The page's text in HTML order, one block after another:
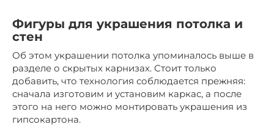
Фигуры для украшения потолка и
стен
Об этом украшении потолка упоминалось выше в
разделе о скрытых карнизах. Стоит только
добавить, что технология соблюдается прежняя:
сначала изготовим и установим каркас, а после
этого на него можно монтировать украшения из
гипсокартона.